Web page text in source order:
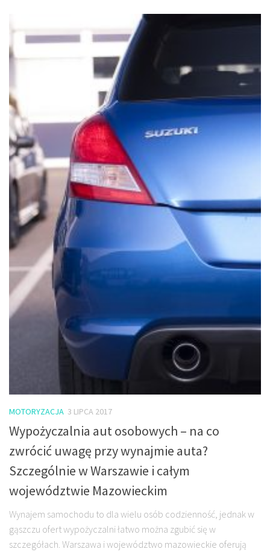
MOTORYZACJA 3 LIPCA 2017
Wypożyczalnia aut osobowych – na co
zwrócić uwagę przy wynajmie auta?
Szczególnie w Warszawie i całym
województwie Mazowieckim
Wynajem samochodu to dla wielu osób codzienność, jednak w
gąszczu ofert wypożyczalni łatwo można zgubić się w
szczegółach. Warszawa i województwo mazowieckie oferują